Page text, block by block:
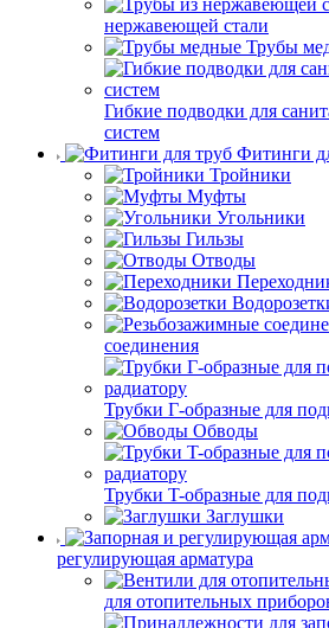
нержавеющей стали
Трубы
Гибкие подводки для
систем
Фитинги
Тройники
Муфты
Угольники
Гильзы
Отводы
соединения
Трубки Г-образные для
Обводы
Трубки T-образные для
Заглушки
регулирующая арматура
для отопительных